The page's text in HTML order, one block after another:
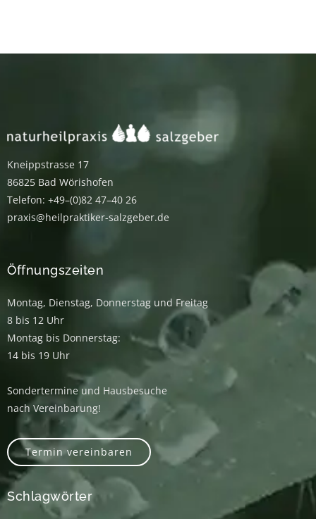
Kneippstrasse 17
86825 Bad Wörishofen
Telefon: +49–(0)82 47–40 26
praxis@heilpraktiker-salzgeber.de
Öffnungszeiten
Montag, Dienstag, Donnerstag und Freitag
8 bis 12 Uhr
Montag bis Donnerstag:
14 bis 19 Uhr
Sondertermine und Hausbesuche
nach Vereinbarung!
Termin vereinbaren
Schlagwörter